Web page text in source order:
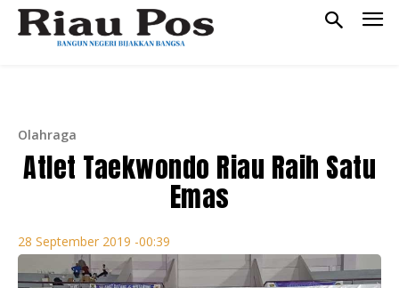
Olahraga
Atlet Taekwondo Riau Raih Satu
Emas
28 September 2019 -00:39